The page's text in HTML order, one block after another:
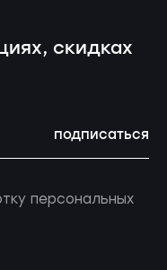
скидках
подписаться
персональных